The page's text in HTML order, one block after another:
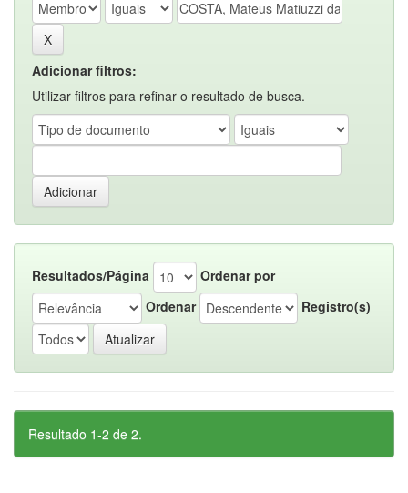
Adicionar filtros:
Utilizar filtros para refinar o resultado de busca.
Resultados/Página
Ordenar por
Ordenar
Registro(s)
Resultado 1-2 de 2.